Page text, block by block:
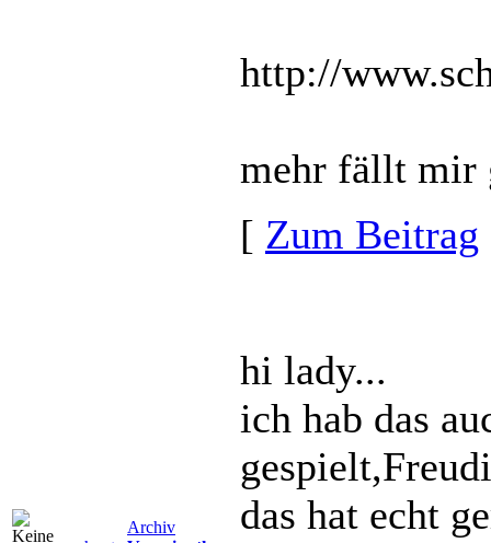
http://
mehr fällt mir
[ Zum Beitrag
Archiv
hi lady...
ich hab das
das hat echt